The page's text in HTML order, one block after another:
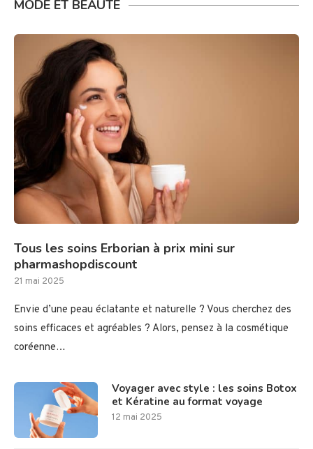
MODE ET BEAUTÉ
Tous les soins Erborian à prix mini sur
pharmashopdiscount
21 mai 2025
Envie d’une peau éclatante et naturelle ? Vous cherchez des
soins efficaces et agréables ? Alors, pensez à la cosmétique
coréenne…
Voyager avec style : les soins Botox
et Kératine au format voyage
12 mai 2025